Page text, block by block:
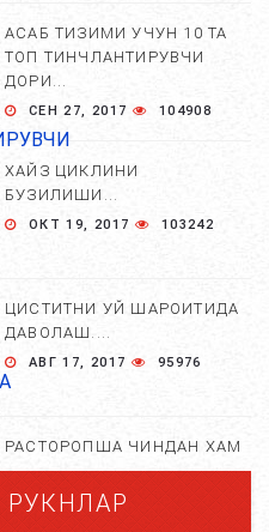
СЕН 02, 2018 5136
БОШ МИЯСИДА НИМАЛАР
КУЗАТИЛАДИ. ...
МАР 27, 2018
СЕН 04, 2017 4280
АСАБ ТИЗИМИ УЧУН 10 ТА
ТОП ТИНЧЛАНТИРУВЧИ
ДОРИ...
СЕН 27, 2017 104908
ХАЙЗ ЦИКЛИНИ
БУЗИЛИШИ...
ОКТ 19, 2017 103242
ЦИСТИТНИ УЙ ШАРОИТИДА
ДАВОЛАШ....
АВГ 17, 2017 95976
РАСТОРОПША ЧИНДАН ХАМ
ФОЙДАЛИМИ?...
АПР 25, 2021
РУКНЛАР